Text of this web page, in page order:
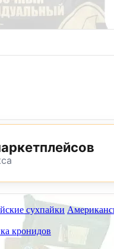
сухпайки
кронидов
8
работать на